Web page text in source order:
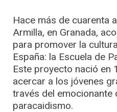
Hace más de cuarenta
Armilla, en Granada,
para promover la
España: la Escuela de
Este proyecto nació en
acercar a los jóvenes
través del emocionante
paracaidismo.